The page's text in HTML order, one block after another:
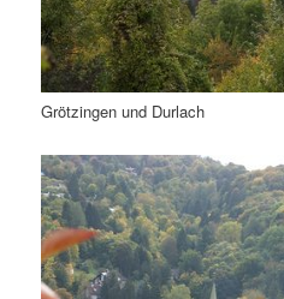
Grötzingen und Durlach